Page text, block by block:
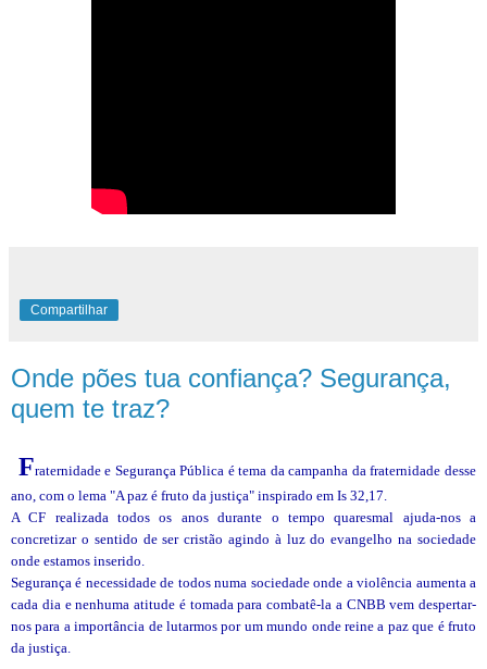
Compartilhar
Onde pões tua confiança? Segurança,
quem te traz?
Fraternidade e Segurança Pública é tema da campanha da fraternidade desse
ano, com o lema "A paz é fruto da justiça" inspirado em Is 32,17.
A CF realizada todos os anos durante o tempo quaresmal ajuda-nos a
concretizar o sentido de ser cristão agindo à luz do evangelho na sociedade
onde estamos inserido.
Segurança é necessidade de todos numa sociedade onde a violência aumenta a
cada dia e nenhuma atitude é tomada para combatê-la a CNBB vem despertar-
nos para a importância de lutarmos por um mundo onde reine a paz que é fruto
da justiça.